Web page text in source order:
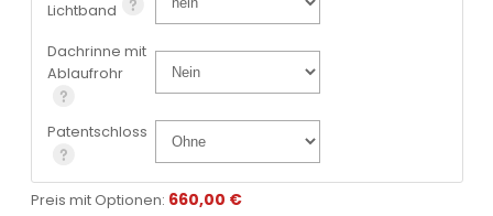
Lichtband
Dachrinne mit
Ablaufrohr
Patentschloss
Preis mit Optionen: 660,00 €